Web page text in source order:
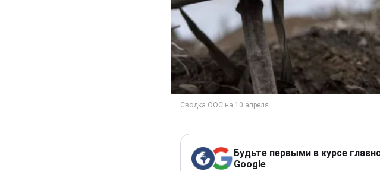
Будьте первыми в курсе
Google